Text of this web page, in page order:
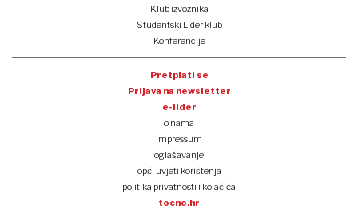
Klub izvoznika
Studentski Lider klub
Konferencije
Pretplati se
Prijava na newsletter
e-lider
o nama
impressum
oglašavanje
opći uvjeti korištenja
politika privatnosti i kolačića
tocno.hr